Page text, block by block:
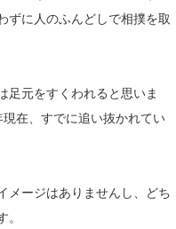
ずに人のふんどしで相撲を取
足元をすくわれると思いま
在、すでに追い抜かれてい
メージはありませんし、どち